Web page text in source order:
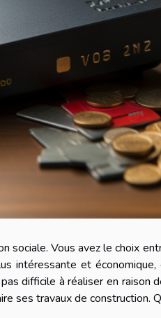
sociale. Vous avez le choix
intéressante et
difficile à réaliser en raison
ses travaux de